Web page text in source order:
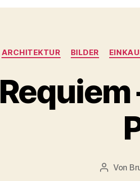
ARCHITEKTUR BILDER
Requiem
Von